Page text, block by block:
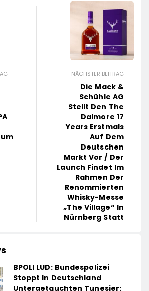
NÄCHSTER BEITRAG
Die Mack &
Schühle AG
Stellt Den The
Dalmore 17
Years Erstmals
Auf Dem
Deutschen
Markt Vor / Der
Launch Findet Im
Rahmen Der
Renommierten
Whisky-Messe
„The Village“ In
Nürnberg Statt
BPOLI LUD: Bundespolizei
Stoppt In Deutschland
Untergetauchten Tunesier: